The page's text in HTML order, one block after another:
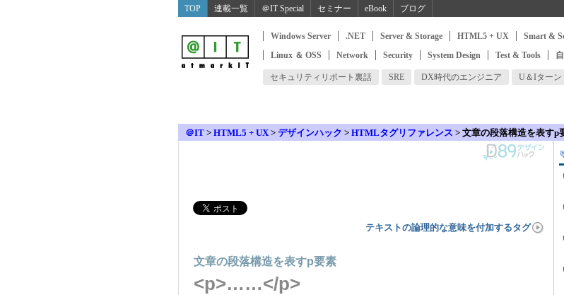
TOP 連載一覧 ＠IT Special セミナー eBook ブログ
Windows Server .NET Server & Storage HTML5 + UX Smart &
Linux ＆ OSS
Network Security System Design Test & Tools
セキュリティリポート裏話 SRE DX時代のエンジニア U＆Iターン
＠IT > HTML5 + UX> デザインハック > HTMLタグリファレンス > 文章の段落構造を表すp
テキストの論理的な意味を付加するタグ
文章の段落構造を表すp要素
<p>……</p>